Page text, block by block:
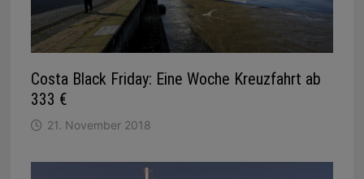
Costa Black Friday: Eine Woche Kreuzfahrt ab
333 €
21. November 2018